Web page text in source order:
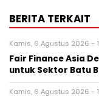
BERITA TERKAIT
Kamis, 6 Agustus 2026 -
Fair Finance Asia
untuk Sektor Batu
Kamis, 6 Agustus 2026 -